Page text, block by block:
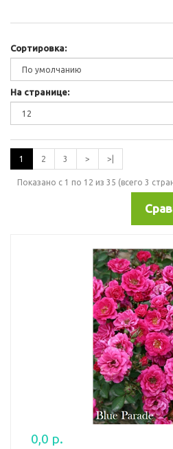
Сортировка:
На странице:
1 2 3 > >|
Показано с 1 по 12 из 35 (всего 3
0,0 р.